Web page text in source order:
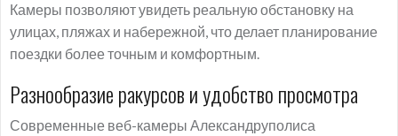
Камеры позволяют увидеть реальную обстановку на
улицах, пляжах и набережной, что делает планирование
поездки более точным и комфортным.
Разнообразие ракурсов и удобство просмотра
Современные веб-камеры Александруполиса